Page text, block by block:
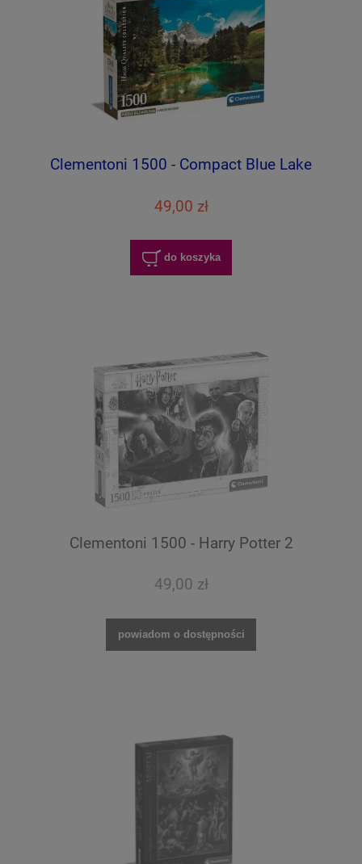
Clementoni 1500 - Compact Blue Lake
49,00 zł
do koszyka
Clementoni 1500 - Harry Potter 2
49,00 zł
powiadom o dostępności